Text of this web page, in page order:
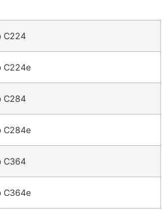
C224
C224e
C284
C284e
C364
C364e